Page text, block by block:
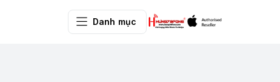
Danh mục